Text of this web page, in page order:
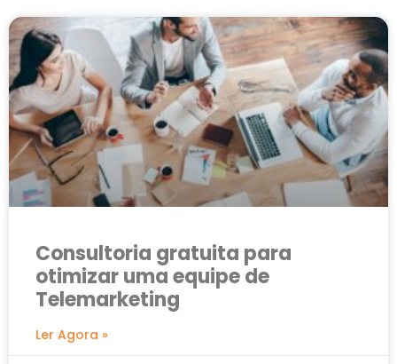
Consultoria gratuita para
otimizar uma equipe de
Telemarketing
Ler Agora »